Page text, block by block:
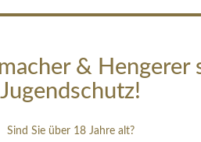
& Hengerer
Jugendschutz!
Sind Sie über 18 Jahre alt?